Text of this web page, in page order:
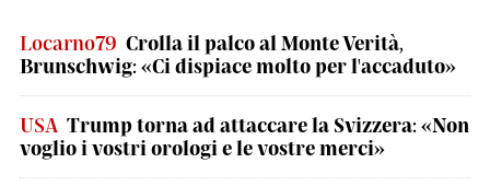
Locarno79 Crolla il palco al Monte Verità,
Brunschwig: «Ci dispiace molto per l'accaduto»
USA Trump torna ad attaccare la Svizzera: «Non
voglio i vostri orologi e le vostre merci»